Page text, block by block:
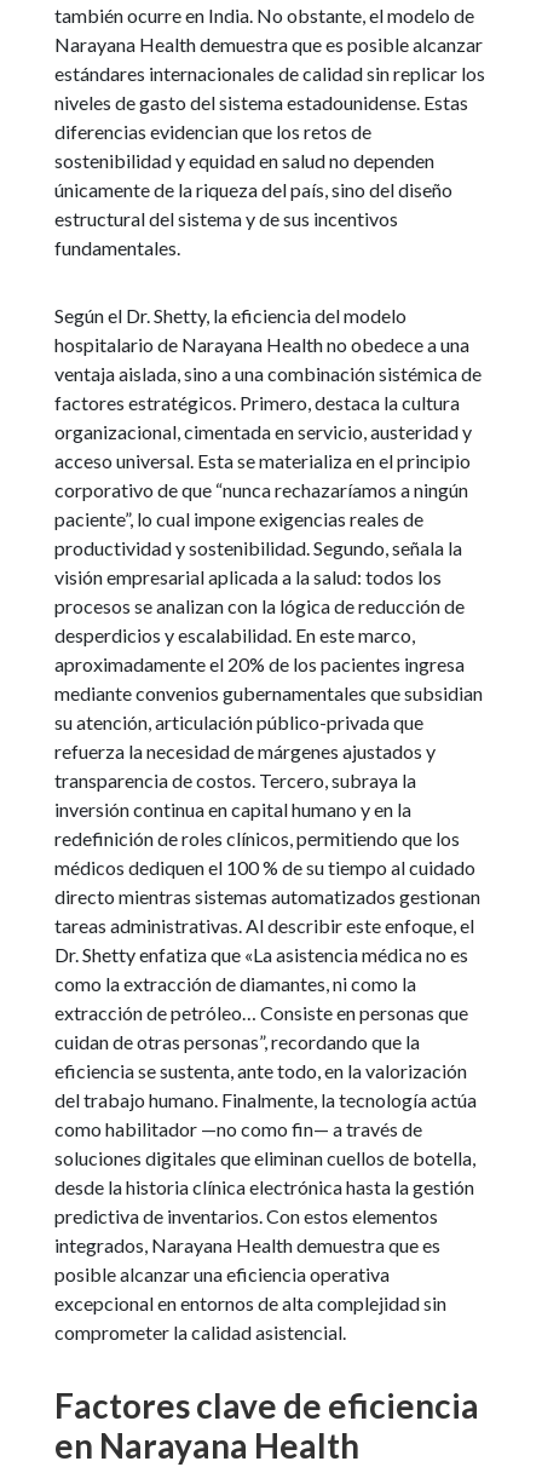
también ocurre en India. No obstante, el modelo de
Narayana Health demuestra que es posible alcanzar
estándares internacionales de calidad sin replicar los
niveles de gasto del sistema estadounidense. Estas
diferencias evidencian que los retos de
sostenibilidad y equidad en salud no dependen
únicamente de la riqueza del país, sino del diseño
estructural del sistema y de sus incentivos
fundamentales.
Según el Dr. Shetty, la eficiencia del modelo
hospitalario de Narayana Health no obedece a una
ventaja aislada, sino a una combinación sistémica de
factores estratégicos. Primero, destaca la cultura
organizacional, cimentada en servicio, austeridad y
acceso universal. Esta se materializa en el principio
corporativo de que “nunca rechazaríamos a ningún
paciente”, lo cual impone exigencias reales de
productividad y sostenibilidad. Segundo, señala la
visión empresarial aplicada a la salud: todos los
procesos se analizan con la lógica de reducción de
desperdicios y escalabilidad. En este marco,
aproximadamente el 20% de los pacientes ingresa
mediante convenios gubernamentales que subsidian
su atención, articulación público-privada que
refuerza la necesidad de márgenes ajustados y
transparencia de costos. Tercero, subraya la
inversión continua en capital humano y en la
redefinición de roles clínicos, permitiendo que los
médicos dediquen el 100 % de su tiempo al cuidado
directo mientras sistemas automatizados gestionan
tareas administrativas. Al describir este enfoque, el
Dr. Shetty enfatiza que «La asistencia médica no es
como la extracción de diamantes, ni como la
extracción de petróleo… Consiste en personas que
cuidan de otras personas”, recordando que la
eficiencia se sustenta, ante todo, en la valorización
del trabajo humano. Finalmente, la tecnología actúa
como habilitador —no como fin— a través de
soluciones digitales que eliminan cuellos de botella,
desde la historia clínica electrónica hasta la gestión
predictiva de inventarios. Con estos elementos
integrados, Narayana Health demuestra que es
posible alcanzar una eficiencia operativa
excepcional en entornos de alta complejidad sin
comprometer la calidad asistencial.
Factores clave de eficiencia
en Narayana Health